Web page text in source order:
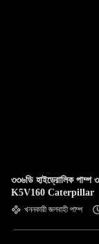
৩৩৬ডি হাইড্রোলিক পাম্প
K5V160 Caterpillar
খননকারী জলবাহী পাম্প